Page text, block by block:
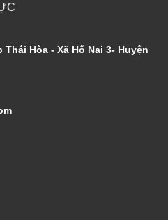
Hòa - Xã Hố Nai 3- Huyện